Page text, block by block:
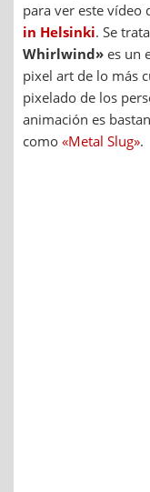
para ver este vídeo
in Helsinki. Se
Whirlwind» es un
pixel art de lo más
pixelado de los
animación es
como «Metal Slug».